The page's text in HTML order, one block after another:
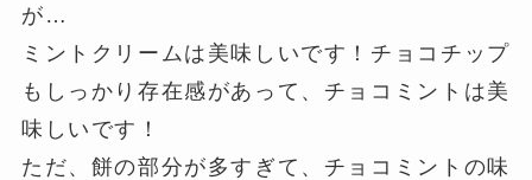
が…
ミントクリームは美味しいです！チョコチップ
もしっかり存在感があって、チョコミントは美
味しいです！
ただ、餅の部分が多すぎて、チョコミントの味